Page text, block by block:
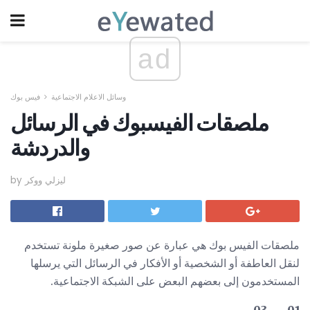
ad
وسائل الاعلام الاجتماعية فيس بوك
ملصقات الفيسبوك في الرسائل
والدردشة
by ليزلي ووكر
ملصقات الفيس بوك هي عبارة عن صور صغيرة ملونة تستخدم
لنقل العاطفة أو الشخصية أو الأفكار في الرسائل التي يرسلها
المستخدمون إلى بعضهم البعض على الشبكة الاجتماعية.